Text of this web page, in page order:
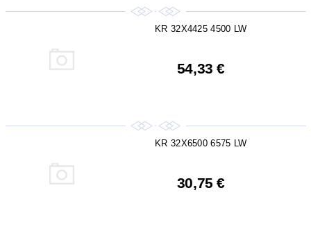
KR 32X4425 4500 LW
54,33 €
KR 32X6500 6575 LW
30,75 €